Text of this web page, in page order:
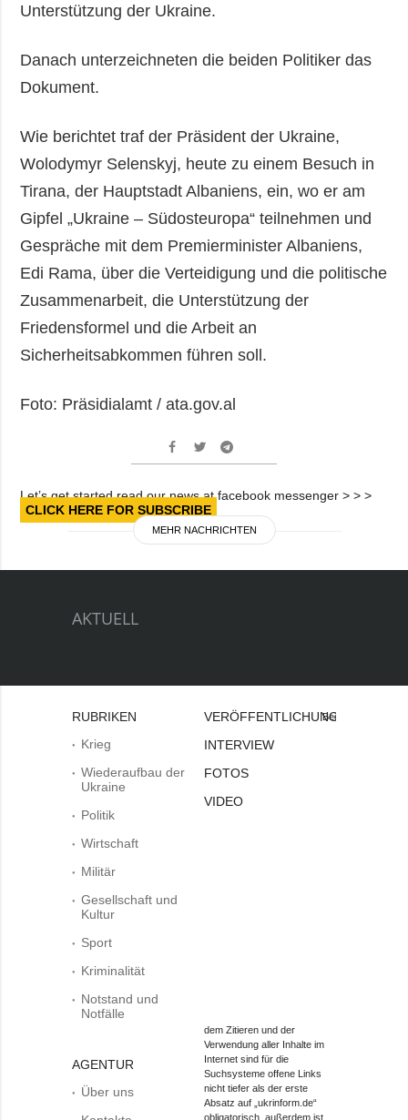
Unterstützung der Ukraine.
Danach unterzeichneten die beiden Politiker das
Dokument.
Wie berichtet traf der Präsident der Ukraine,
Wolodymyr Selenskyj, heute zu einem Besuch in
Tirana, der Hauptstadt Albaniens, ein, wo er am
Gipfel „Ukraine – Südosteuropa“ teilnehmen und
Gespräche mit dem Premierminister Albaniens,
Edi Rama, über die Verteidigung und die politische
Zusammenarbeit, die Unterstützung der
Friedensformel und die Arbeit an
Sicherheitsabkommen führen soll.
Foto: Präsidialamt / ata.gov.al
Let’s get started read our news at facebook messenger > > >
CLICK HERE FOR SUBSCRIBE
MEHR NACHRICHTEN
AKTUELL
RUBRIKEN
Krieg
Wiederaufbau der
Ukraine
Politik
Wirtschaft
Militär
Gesellschaft und
Kultur
Sport
Kriminalität
Notstand und
Notfälle
AGENTUR
Über uns
VERÖFFENTLICHUNGEN
INTERVIEW
FOTOS
VIDEO
Bei
dem Zitieren und der
Verwendung aller Inhalte im
Internet sind für die
Suchsysteme offene Links
nicht tiefer als der erste
Absatz auf „ukrinform.de“
obligatorisch, außerdem ist